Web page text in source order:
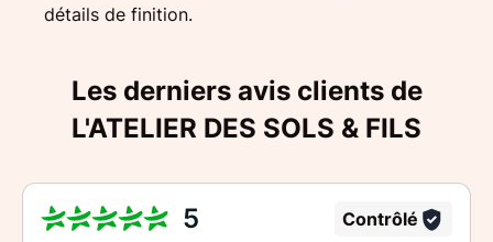
détails de finition.
Les derniers avis clients de
L'ATELIER DES SOLS & FILS
5 Contrôlé